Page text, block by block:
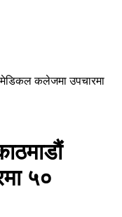
मेडिकल कलेजमा उपचारमा
५०